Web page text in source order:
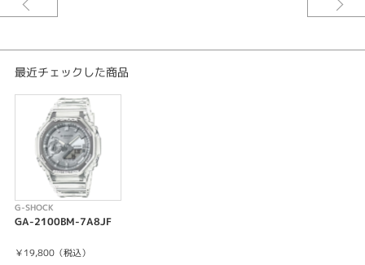
ケース・ベゼル材質：カーボン／樹脂
耐衝撃構造（ショックレジスト）
20気圧防水
電池寿命：約3年
ワールドタイム：世界48都市（31タイムゾーン、サマータイム設定機能付
き）＋UTC（協定世界時）の時刻表示
ストップウオッチ（1/100秒（1時間未満）／1秒（1時間以上）、24時間
計、スプリット付き）
タイマー（セット単位：1秒、最大セット：24時間、1秒単位で計測）
時刻アラーム5本・時報
ダブルLEDライト：
文字板用LEDライト（スーパーイルミネーター、残照機能、残照時間切替
LCD部用LEDバックライト（スーパーイルミネーター、残照機能、残照時間
最近チェックした商品
G-SHOCK
GA-2100BM-7A8JF
￥19,800（税込）